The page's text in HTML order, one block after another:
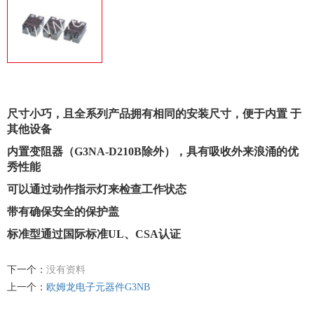
尺寸小巧，且全系列产品拥有相同的安装尺寸，便于内置 于
其他设备
内置变阻器（G3NA-D210B除外），具有吸收外来浪涌的优
秀性能
可以通过动作指示灯来检查工作状态
带有确保安全的保护盖
标准型通过国际标准UL、CSA认证
下一个： 没有资料
上一个： 欧姆龙电子元器件G3NB